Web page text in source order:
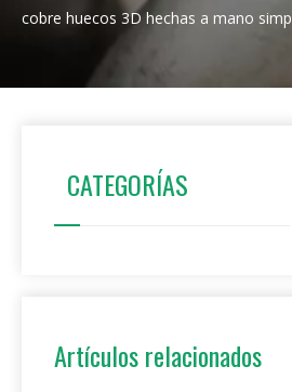
cobre huecos 3D hechas a mano
CATEGORÍAS
Artículos relacionados